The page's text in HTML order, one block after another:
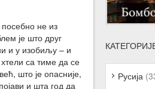
не из
је што друг
и у изобиљу – и
са тиме да се
што је опасније,
и шта год да
Русија